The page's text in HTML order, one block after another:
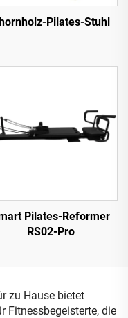
Pilates-Stuhl
Pilates-Reformer
RS02-Pro
zu Hause bietet
Fitnessbegeisterte, die